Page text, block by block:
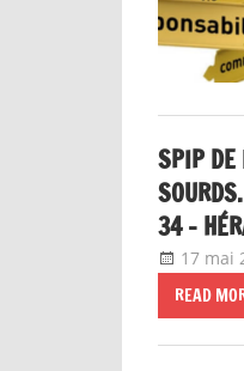
SPIP DE
34 –
17 mai
READ